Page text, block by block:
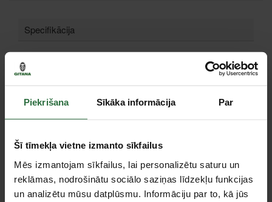
Piekrišana Sīkāka informācija Par
Šī tīmekļa vietne izmanto sīkfailus
Mēs izmantojam sīkfailus, lai personalizētu saturu un
reklāmas, nodrošinātu sociālo saziņas līdzekļu funkcijas
un analizētu mūsu datplūsmu. Informāciju par to, kā jūs
Specifikācija
Tips